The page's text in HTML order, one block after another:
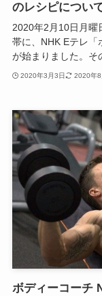
のレシピについ
2020年2月10日月曜
帯に、NHK Eテレ「
が始まりました。そ
2020年3月3日 2020年8
ボディーコーチ